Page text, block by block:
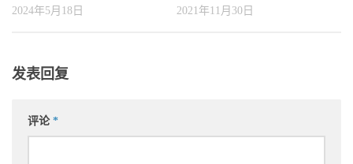
2024年5月18日 2021年11月30日
发表回复
评论 *